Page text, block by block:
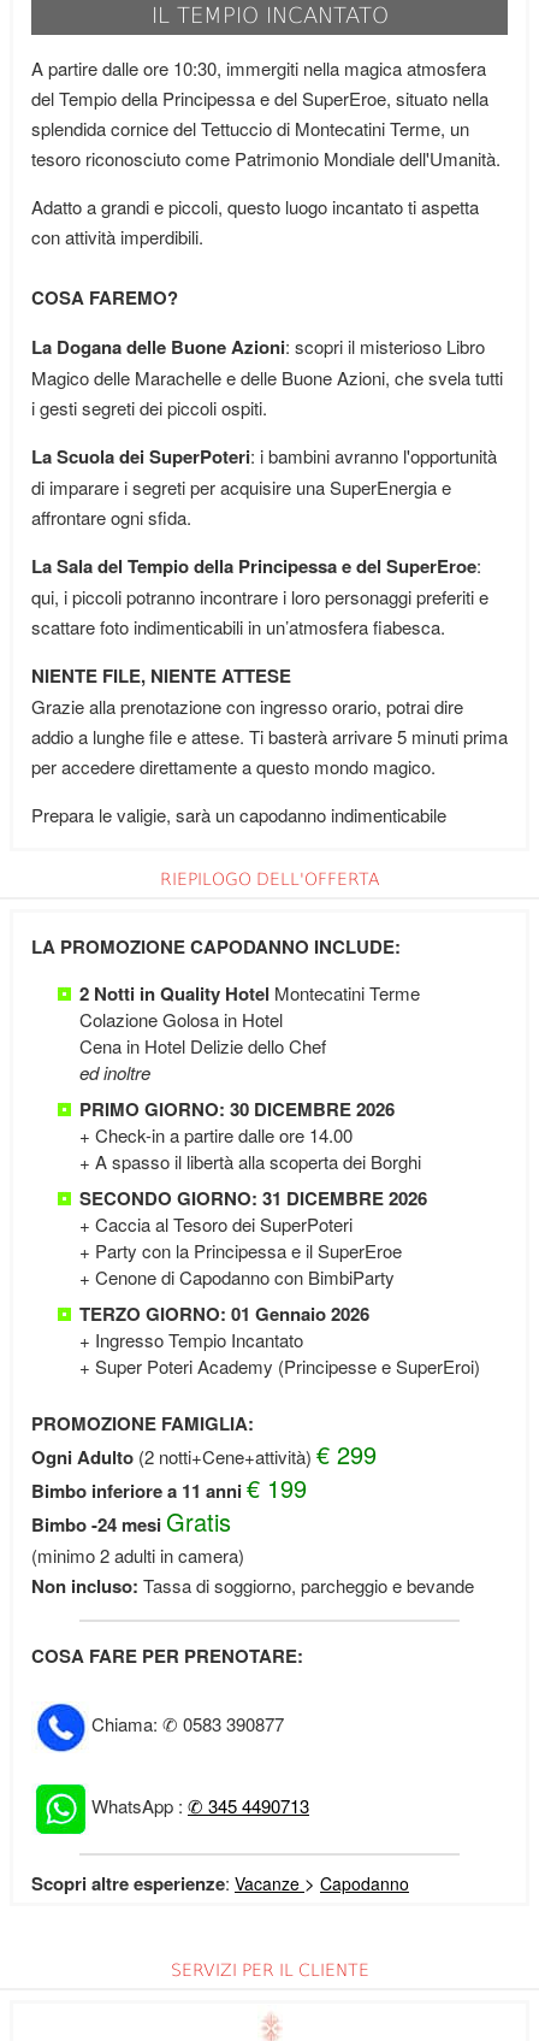
IL TEMPIO INCANTATO
A partire dalle ore 10:30, immergiti nella magica atmosfera
del Tempio della Principessa e del SuperEroe, situato nella
splendida cornice del Tettuccio di Montecatini Terme, un
tesoro riconosciuto come Patrimonio Mondiale dell'Umanità.
Adatto a grandi e piccoli, questo luogo incantato ti aspetta
con attività imperdibili.
COSA FAREMO?
La Dogana delle Buone Azioni: scopri il misterioso Libro
Magico delle Marachelle e delle Buone Azioni, che svela tutti
i gesti segreti dei piccoli ospiti.
La Scuola dei SuperPoteri: i bambini avranno l'opportunità
di imparare i segreti per acquisire una SuperEnergia e
affrontare ogni sfida.
La Sala del Tempio della Principessa e del SuperEroe:
qui, i piccoli potranno incontrare i loro personaggi preferiti e
scattare foto indimenticabili in un’atmosfera fiabesca.
NIENTE FILE, NIENTE ATTESE
Grazie alla prenotazione con ingresso orario, potrai dire
addio a lunghe file e attese. Ti basterà arrivare 5 minuti prima
per accedere direttamente a questo mondo magico.
Prepara le valigie, sarà un capodanno indimenticabile
RIEPILOGO DELL'OFFERTA
LA PROMOZIONE CAPODANNO INCLUDE:
2 Notti in Quality Hotel Montecatini Terme
Colazione Golosa in Hotel
Cena in Hotel Delizie dello Chef
ed inoltre
PRIMO GIORNO: 30 DICEMBRE 2026
+ Check-in a partire dalle ore 14.00
+ A spasso il libertà alla scoperta dei Borghi
SECONDO GIORNO: 31 DICEMBRE 2026
+ Caccia al Tesoro dei SuperPoteri
+ Party con la Principessa e il SuperEroe
+ Cenone di Capodanno con BimbiParty
TERZO GIORNO: 01 Gennaio 2026
+ Ingresso Tempio Incantato
+ Super Poteri Academy (Principesse e SuperEroi)
PROMOZIONE FAMIGLIA:
Ogni Adulto (2 notti+Cene+attività) € 299
Bimbo inferiore a 11 anni€ 199
Bimbo -24 mesi Gratis
(minimo 2 adulti in camera)
Non incluso: Tassa di soggiorno, parcheggio e bevande
COSA FARE PER PRENOTARE:
Chiama: ✆ 0583 390877
WhatsApp : ✆ 345 4490713
Scopri altre esperienze: Vacanze > Capodanno
SERVIZI PER IL CLIENTE